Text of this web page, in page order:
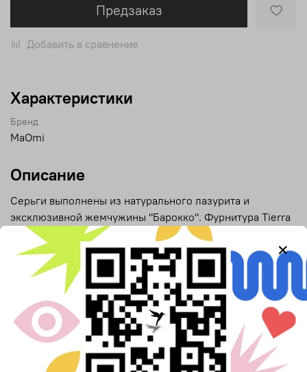
Предзаказ
Добавить в сравнение
Характеристики
Бренд
MaOmi
Описание
Серьги выполнены из натурального лазурита и
эксклюзивной жемчужины "Барокко". Фурнитура Tierra
Cast.
Отзывы
Отзывов еще никто не оставлял
Написать отзыв